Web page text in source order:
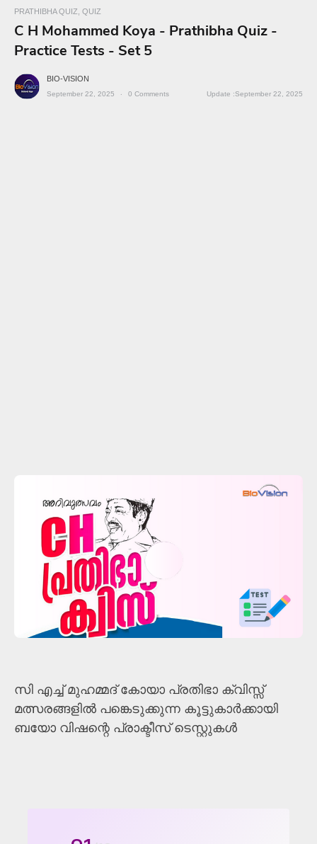
PRATHIBHA QUIZ QUIZ
C H Mohammed Koya - Prathibha Quiz -
Practice Tests - Set 5
BIO-VISION
September 22, 2025 0 Comments September 22, 2025
സി എച്ച്‌ മുഹമ്മദ് കോയാ പ്രതിഭാ ക്വിസ്സ്
മത്സരങ്ങളിൽ പങ്കെടുക്കുന്ന കൂട്ടുകാർക്കായി
ബയോ വിഷന്റെ പ്രാക്ടീസ് ടെസ്റ്റുകൾ